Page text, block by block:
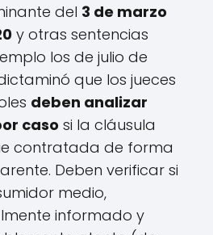
del 3 de marzo
y otras sentencias
los de julio de
que los jueces
deben analizar
caso si la cláusula
contratada de forma
Deben verificar si
medio,
informado y